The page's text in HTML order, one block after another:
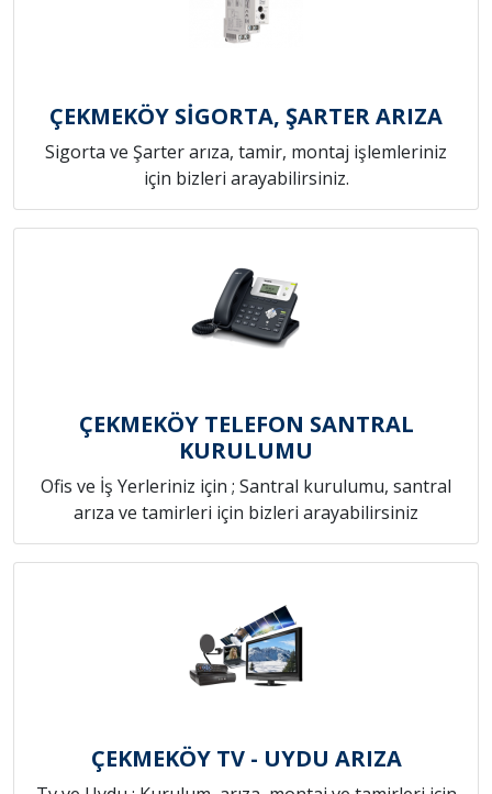
ÇEKMEKÖY SİGORTA, ŞARTER ARIZA
Sigorta ve Şarter arıza, tamir, montaj işlemleriniz
için bizleri arayabilirsiniz.
ÇEKMEKÖY TELEFON SANTRAL
KURULUMU
Ofis ve İş Yerleriniz için ; Santral kurulumu, santral
arıza ve tamirleri için bizleri arayabilirsiniz
ÇEKMEKÖY TV - UYDU ARIZA